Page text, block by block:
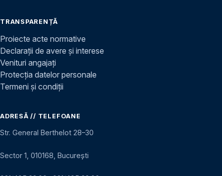
TRANSPARENȚĂ
Proiecte acte normative
Declarații de avere și interese
Venituri angajați
Protecția datelor personale
Termeni și condiții
ADRESĂ // TELEFOANE
Str. General Berthelot 28–30
Sector 1, 010168, București